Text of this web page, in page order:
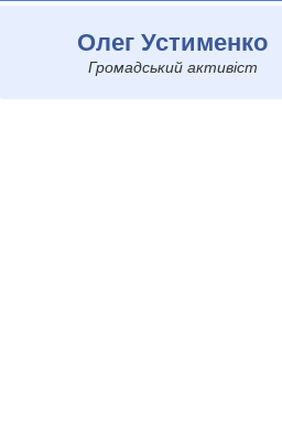
Олег Устименко
Громадський активіст